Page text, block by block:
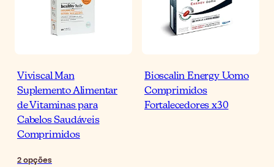
Viviscal Man
Suplemento Alimentar
de Vitaminas para
Cabelos Saudáveis
Comprimidos
2opções
Bioscalin Energy Uomo
Comprimidos
Fortalecedores x30